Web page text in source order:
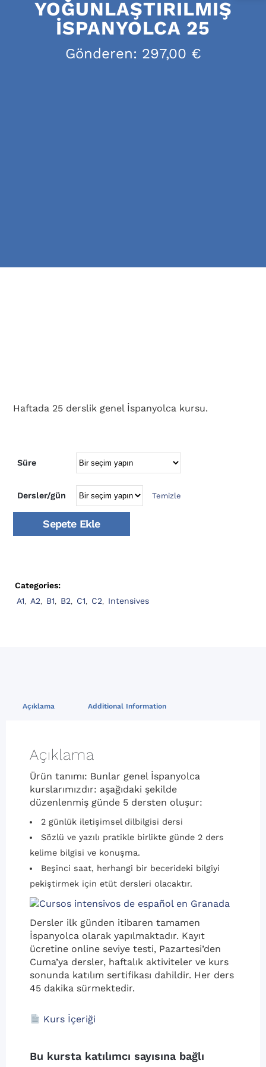
YOĞUNLAŞTIRILMIŞ
İSPANYOLCA 25
Gönderen: 297,00 €
Haftada 25 derslik genel İspanyolca kursu.
Süre
Dersler/gün Temizle
Sepete Ekle
Categories:
A1, A2, B1, B2, C1, C2, Intensives
Açıklama Additional Information
Açıklama
Ürün tanımı: Bunlar genel İspanyolca
kurslarımızdır: aşağıdaki şekilde
düzenlenmiş günde 5 dersten oluşur:
2 günlük iletişimsel dilbilgisi dersi
Sözlü ve yazılı pratikle birlikte günde 2 ders
kelime bilgisi ve konuşma.
Beşinci saat, herhangi bir becerideki bilgiyi
pekiştirmek için etüt dersleri olacaktır.
Dersler ilk günden itibaren tamamen
İspanyolca olarak yapılmaktadır. Kayıt
ücretine online seviye testi, Pazartesi’den
Cuma’ya dersler, haftalık aktiviteler ve kurs
sonunda katılım sertifikası dahildir. Her ders
45 dakika sürmektedir.
Kurs İçeriği
Bu kursta katılımcı sayısına bağlı